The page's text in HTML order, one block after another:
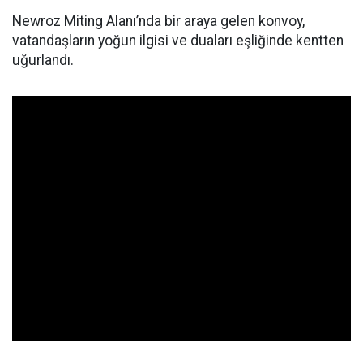
Newroz Miting Alanı’nda bir araya gelen konvoy,
vatandaşların yoğun ilgisi ve duaları eşliğinde kentten
uğurlandı.